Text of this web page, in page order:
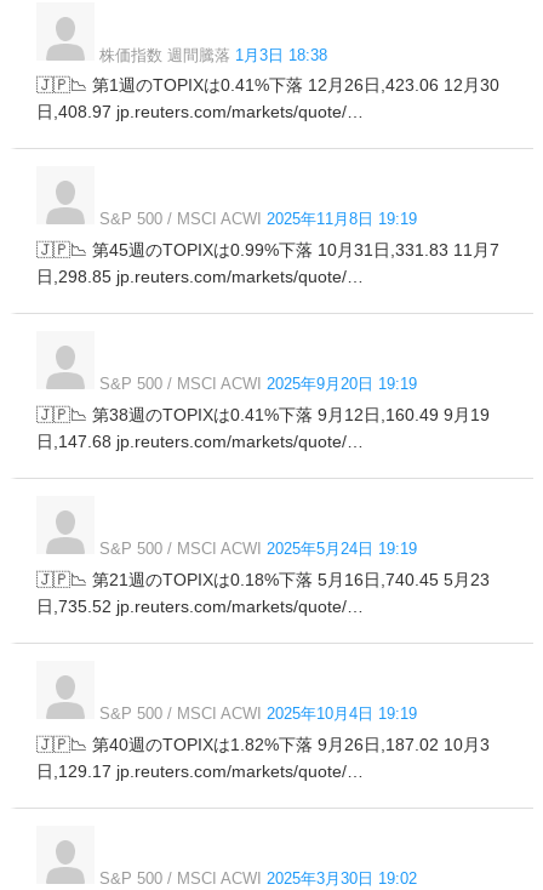
株価指数 週間騰落 1月3日 18:38
🇯🇵📉 第1週のTOPIXは0.41%下落 12月26日,423.06 12月30
日,408.97 jp.reuters.com/markets/quote/…
S&P 500 / MSCI ACWI 2025年11月8日 19:19
🇯🇵📉 第45週のTOPIXは0.99%下落 10月31日,331.83 11月7
日,298.85 jp.reuters.com/markets/quote/…
S&P 500 / MSCI ACWI 2025年9月20日 19:19
🇯🇵📉 第38週のTOPIXは0.41%下落 9月12日,160.49 9月19
日,147.68 jp.reuters.com/markets/quote/…
S&P 500 / MSCI ACWI 2025年5月24日 19:19
🇯🇵📉 第21週のTOPIXは0.18%下落 5月16日,740.45 5月23
日,735.52 jp.reuters.com/markets/quote/…
S&P 500 / MSCI ACWI 2025年10月4日 19:19
🇯🇵📉 第40週のTOPIXは1.82%下落 9月26日,187.02 10月3
日,129.17 jp.reuters.com/markets/quote/…
S&P 500 / MSCI ACWI 2025年3月30日 19:02